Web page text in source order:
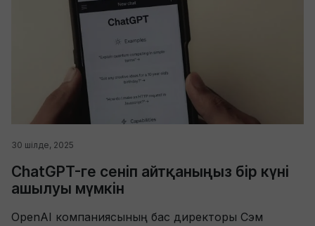
30 шілде, 2025
ChatGPT-ге сеніп айтқаныңыз бір күні
ашылуы мүмкін
OpenAI компаниясының бас директоры Сэм